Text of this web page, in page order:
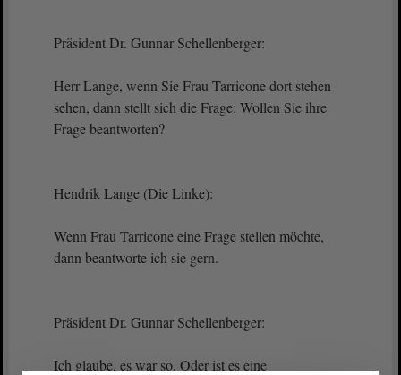
Präsident Dr. Gunnar Schellenberger:
Herr Lange, wenn Sie Frau Tarricone dort stehen
sehen, dann stellt sich die Frage: Wollen Sie ihre
Frage beantworten?
Hendrik Lange (Die Linke):
Wenn Frau Tarricone eine Frage stellen möchte,
dann beantworte ich sie gern.
Präsident Dr. Gunnar Schellenberger:
Ich glaube, es war so. Oder ist es eine